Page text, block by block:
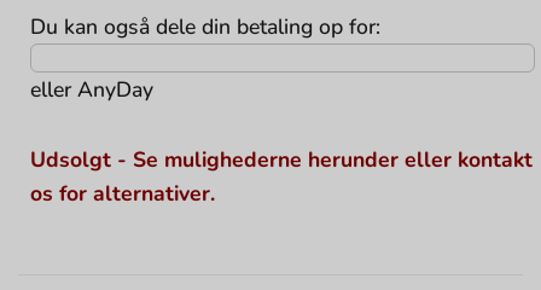
Du kan også dele din betaling op for:
ellerAnyDay
Udsolgt - Se mulighederne herunder eller kontakt
os for alternativer.